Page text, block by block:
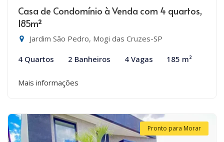
Casa de Condomínio à Venda com 4 quartos,
185m²
Jardim São Pedro, Mogi das Cruzes-SP
4 Quartos 2 Banheiros 4 Vagas 185 m²
Mais informações
Pronto para Morar